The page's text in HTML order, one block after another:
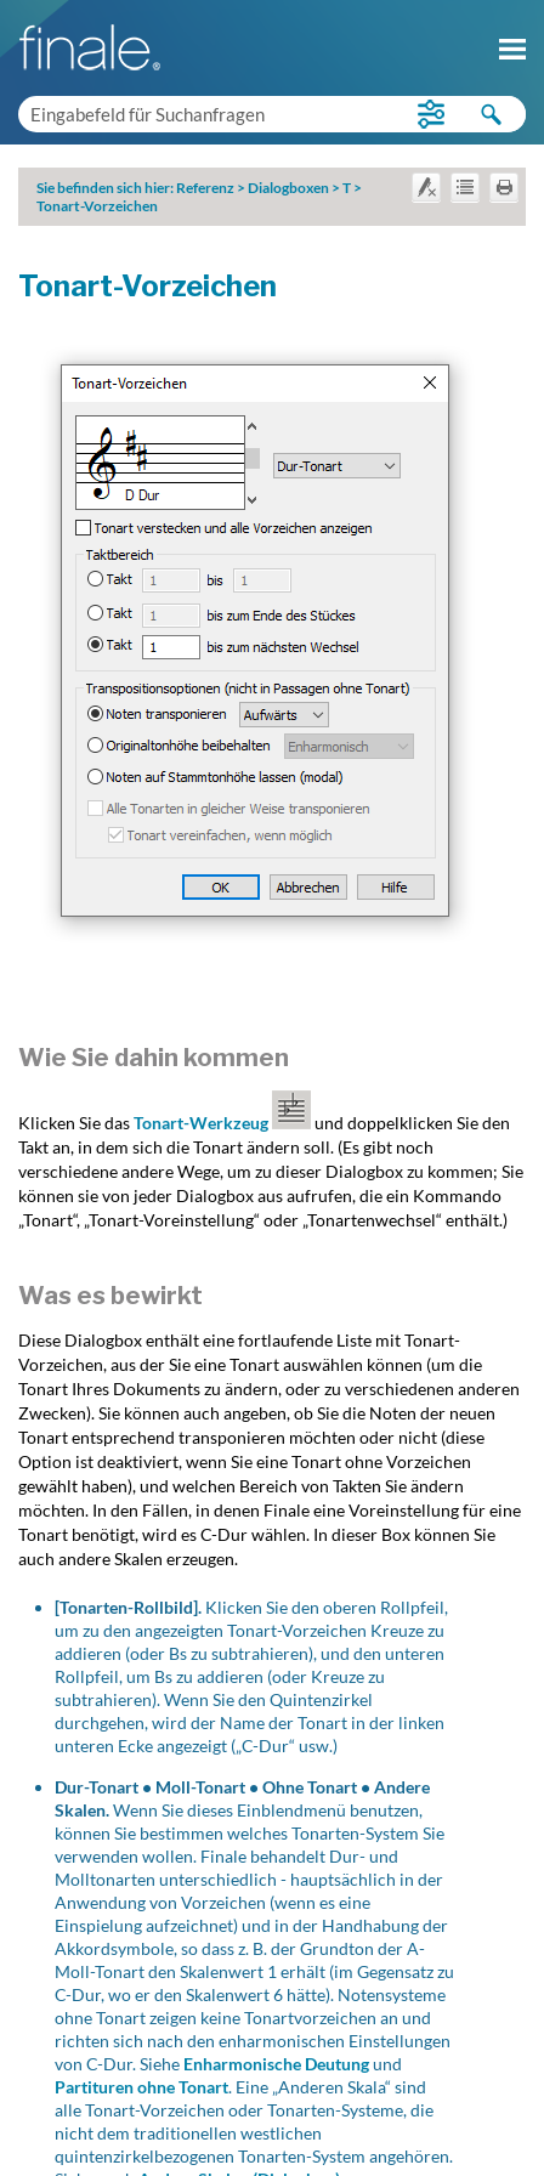
Sie befinden sich hier: Referenz > Dialogboxen > T >
Tonart-Vorzeichen
Tonart-Vorzeichen
Wie Sie dahin kommen
Klicken Sie dasTonart-Werkzeug
und doppelklicken Sie den
Takt an, in dem sich die Tonart ändern soll. (Es gibt noch
verschiedene andere Wege, um zu dieser Dialogbox zu kommen; Sie
können sie von jeder Dialogbox aus aufrufen, die ein Kommando
„Tonart“, „Tonart-Voreinstellung“ oder „Tonartenwechsel“ enthält.)
Was es bewirkt
Diese Dialogbox enthält eine fortlaufende Liste mit Tonart-
Vorzeichen, aus der Sie eine Tonart auswählen können (um die
Tonart Ihres Dokuments zu ändern, oder zu verschiedenen anderen
Zwecken). Sie können auch angeben, ob Sie die Noten der neuen
Tonart entsprechend transponieren möchten oder nicht (diese
Option ist deaktiviert, wenn Sie eine Tonart ohne Vorzeichen
gewählt haben), und welchen Bereich von Takten Sie ändern
möchten. In den Fällen, in denen Finale eine Voreinstellung für eine
Tonart benötigt, wird es C-Dur wählen. In dieser Box können Sie
auch andere Skalen erzeugen.
[Tonarten-Rollbild]. Klicken Sie den oberen Rollpfeil,
um zu den angezeigten Tonart-Vorzeichen Kreuze zu
addieren (oder Bs zu subtrahieren), und den unteren
Rollpfeil, um Bs zu addieren (oder Kreuze zu
subtrahieren). Wenn Sie den Quintenzirkel
durchgehen, wird der Name der Tonart in der linken
unteren Ecke angezeigt („C-Dur“ usw.)
Dur-Tonart • Moll-Tonart • Ohne Tonart • Andere
Skalen.Wenn Sie dieses Einblendmenü benutzen,
können Sie bestimmen welches Tonarten-System Sie
verwenden wollen. Finale behandelt Dur- und
Molltonarten unterschiedlich - hauptsächlich in der
Anwendung von Vorzeichen (wenn es eine
Einspielung aufzeichnet) und in der Handhabung der
Akkordsymbole, so dass z. B. der Grundton der A-
Moll-Tonart den Skalenwert 1 erhält (im Gegensatz zu
C-Dur, wo er den Skalenwert 6 hätte). Notensysteme
ohne Tonart zeigen keine Tonartvorzeichen an und
richten sich nach den enharmonischen Einstellungen
von C-Dur. Siehe Enharmonische Deutungund
Partituren ohne Tonart. Eine „Anderen Skala“ sind
alle Tonart-Vorzeichen oder Tonarten-Systeme, die
nicht dem traditionellen westlichen
quintenzirkelbezogenen Tonarten-System angehören.